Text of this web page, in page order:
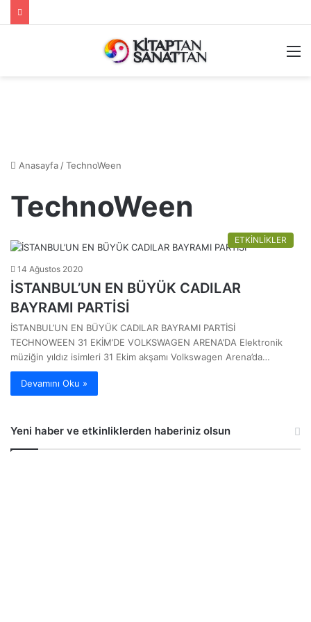
Anasayfa /TechnoWeen
TechnoWeen
ETKİNLİKLER
14 Ağustos 2020
İSTANBUL’UN EN BÜYÜK CADILAR
BAYRAMI PARTİSİ
İSTANBUL’UN EN BÜYÜK CADILAR BAYRAMI PARTİSİ
TECHNOWEEN 31 EKİM’DE VOLKSWAGEN ARENA’DA Elektronik
müziğin yıldız isimleri 31 Ekim akşamı Volkswagen Arena’da…
Devamını Oku »
Yeni haber ve etkinliklerden haberiniz olsun